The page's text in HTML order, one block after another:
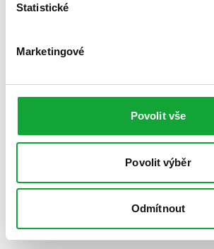
Statistické
Marketingové
Povolit vše
Povolit výběr
Odmítnout